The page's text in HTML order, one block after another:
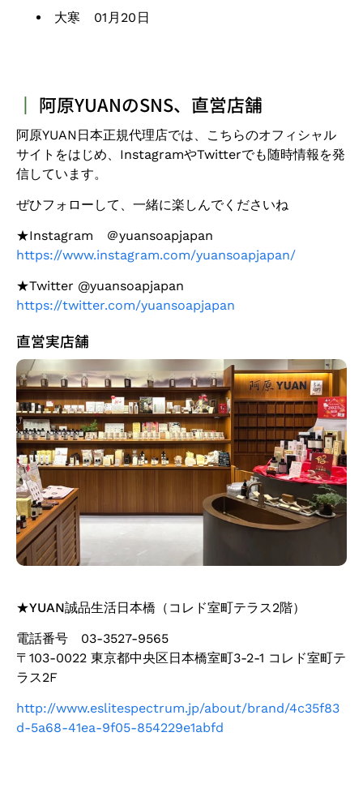
大寒 01月20日
┃ 阿原YUANのSNS、直営店舗
阿原YUAN日本正規代理店では、こちらのオフィシャル
サイトをはじめ、 InstagramやTwitterでも随時情報を発
信しています。
ぜひフォローして、一緒に楽しんでくださいね
★Instagram ＠yuansoapjapan
https://www.instagram.com/yuansoapjapan/
★Twitter @yuansoapjapan
https://twitter.com/yuansoapjapan
直営実店舗
★YUAN誠品生活日本橋 （コレド室町テラス2階）
電話番号 03-3527-9565
〒103-0022 東京都中央区日本橋室町3-2-1 コレド室町テ
ラス2F
http://www.eslitespectrum.jp/about/brand/4c35f83
d-5a68-41ea-9f05-854229e1abfd